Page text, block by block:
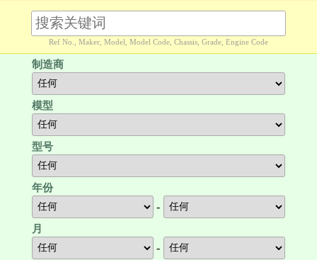
Ref No., Maker, Model, Model Code, Chassis, Grade, Engine Code
制造商
模型
型号
年份
-
月
-